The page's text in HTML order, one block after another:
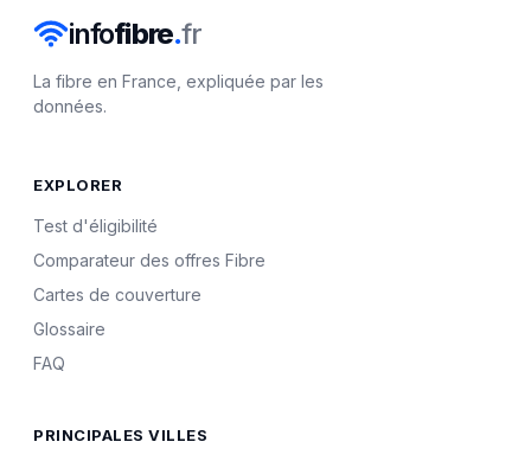
infofibre.fr
La fibre en France, expliquée par les
données.
EXPLORER
Test d'éligibilité
Comparateur des offres Fibre
Cartes de couverture
Glossaire
FAQ
PRINCIPALES VILLES